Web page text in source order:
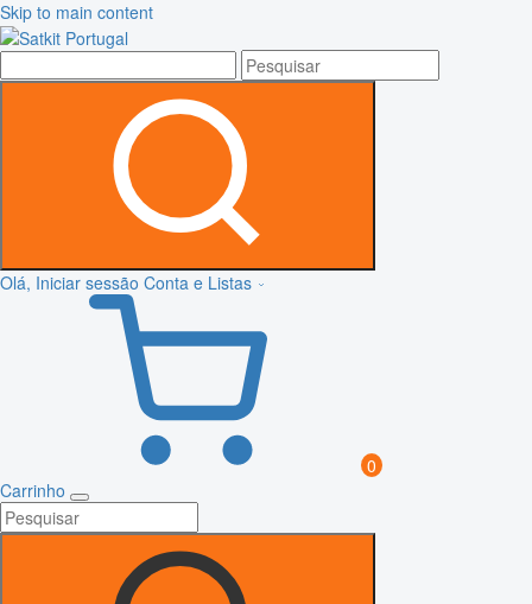
Skip to main content
Olá, Iniciar sessão Conta e Listas
0
Carrinho